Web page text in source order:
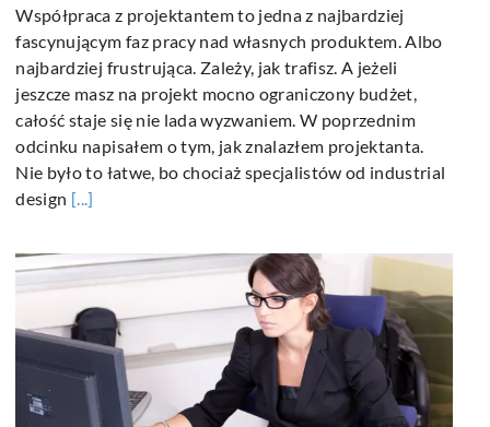
Współpraca z projektantem to jedna z najbardziej
fascynującym faz pracy nad własnych produktem. Albo
najbardziej frustrująca. Zależy, jak trafisz. A jeżeli
jeszcze masz na projekt mocno ograniczony budżet,
całość staje się nie lada wyzwaniem. W poprzednim
odcinku napisałem o tym, jak znalazłem projektanta.
Nie było to łatwe, bo chociaż specjalistów od industrial
design [...]